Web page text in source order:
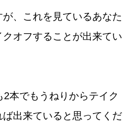
が、これを見ているあなた
オフすることが出来てい
2本でもうねりからテイク
出来ていると思ってくだ